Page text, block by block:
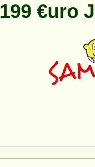
199 €uro